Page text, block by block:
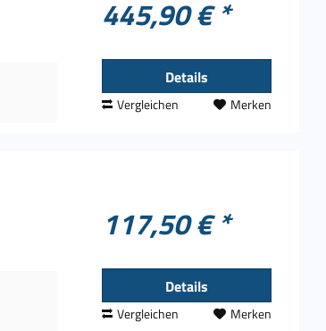
445,90 € *
Details
Vergleichen Merken
117,50 € *
Details
Vergleichen Merken